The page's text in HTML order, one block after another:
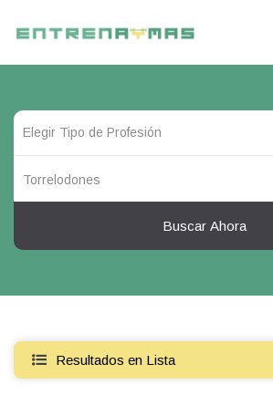
Torrelodones
Buscar Ahora
Resultados en Lista